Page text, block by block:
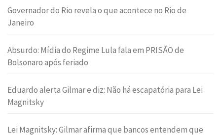
Governador do Rio revela o que acontece no Rio de
Janeiro
Absurdo: Mídia do Regime Lula fala em PRISÃO de
Bolsonaro após feriado
Eduardo alerta Gilmar e diz: Não há escapatória para Lei
Magnitsky
Lei Magnitsky: Gilmar afirma que bancos entendem que